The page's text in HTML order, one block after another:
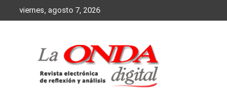
to
viernes, agosto 7, 2026